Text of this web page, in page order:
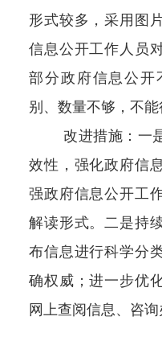
形式较多，采用图
信息公开工作人员
部分政府信息公开
别、数量不够，不
改进措施：一
效性 ，强化政府信
强政府信息公开工
解读形式。二是持
布信息进行科学分
确权威；进一步优
网上查阅信息、咨询